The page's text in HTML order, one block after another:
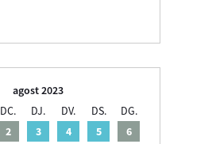
agost 2023
DC. DJ. DV. DS.
DG.
2 3 4 5
6